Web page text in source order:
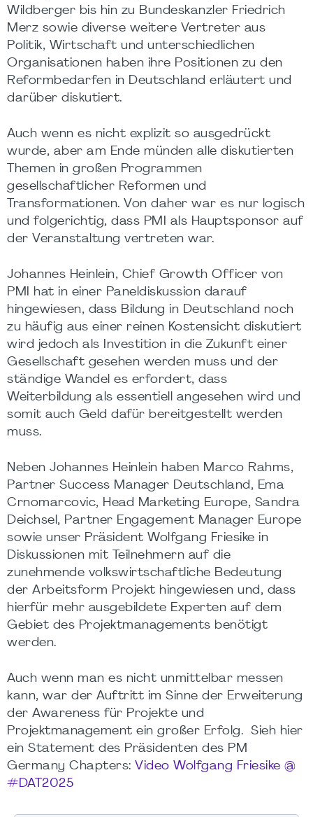
Wildberger bis hin zu Bundeskanzler Friedrich
Merz sowie diverse weitere Vertreter aus
Politik, Wirtschaft und unterschiedlichen
Organisationen haben ihre Positionen zu den
Reformbedarfen in Deutschland erläutert und
darüber diskutiert.
Auch wenn es nicht explizit so ausgedrückt
wurde, aber am Ende münden alle diskutierten
Themen in großen Programmen
gesellschaftlicher Reformen und
Transformationen. Von daher war es nur logisch
und folgerichtig, dass PMI als Hauptsponsor auf
der Veranstaltung vertreten war.
Johannes Heinlein, Chief Growth Officer von
PMI hat in einer Paneldiskussion darauf
hingewiesen, dass Bildung in Deutschland noch
zu häufig aus einer reinen Kostensicht diskutiert
wird jedoch als Investition in die Zukunft einer
Gesellschaft gesehen werden muss und der
ständige Wandel es erfordert, dass
Weiterbildung als essentiell angesehen wird und
somit auch Geld dafür bereitgestellt werden
muss.
Neben Johannes Heinlein haben Marco Rahms,
Partner Success Manager Deutschland, Ema
Crnomarcovic, Head Marketing Europe, Sandra
Deichsel, Partner Engagement Manager Europe
sowie unser Präsident Wolfgang Friesike in
Diskussionen mit Teilnehmern auf die
zunehmende volkswirtschaftliche Bedeutung
der Arbeitsform Projekt hingewiesen und, dass
hierfür mehr ausgebildete Experten auf dem
Gebiet des Projektmanagements benötigt
werden.
Auch wenn man es nicht unmittelbar messen
kann, war der Auftritt im Sinne der Erweiterung
der Awareness für Projekte und
Projektmanagement ein großer Erfolg. Sieh hier
ein Statement des Präsidenten des PM
Germany Chapters: Video Wolfgang Friesike @
#DAT2025